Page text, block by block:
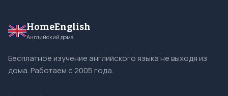
HomeEnglish
Английский дома
Бесплатное изучение английского языка не выходя из
дома. Работаем с 2005 года.